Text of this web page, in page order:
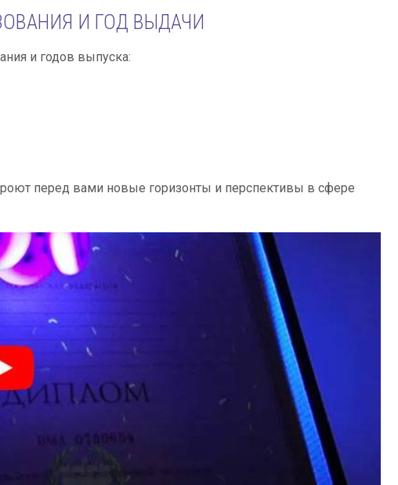
И ГОД ВЫДАЧИ
и годов выпуска:
перед вами новые горизонты и перспективы в сфере